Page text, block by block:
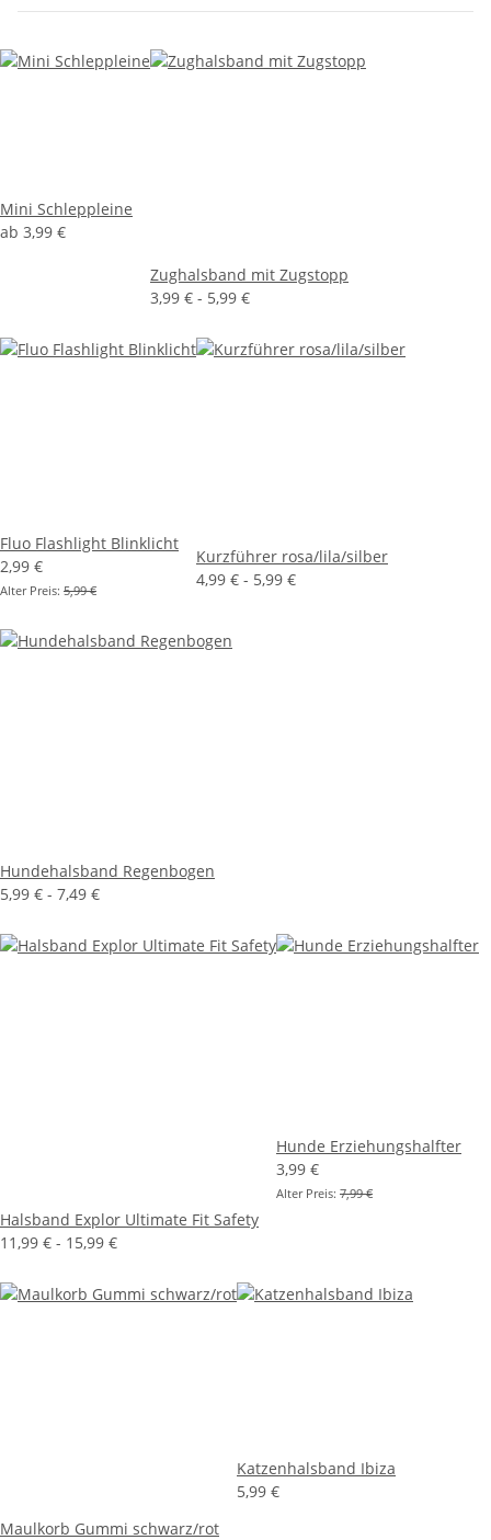
Mini Schleppleine
ab 3,99 €
Zughalsband mit Zugstopp
3,99 € - 5,99 €
Fluo Flashlight Blinklicht
2,99 €
Alter Preis: 5,99 €
Kurzführer rosa/lila/silber
4,99 € - 5,99 €
Hundehalsband Regenbogen
5,99 € - 7,49 €
Halsband Explor Ultimate Fit Safety
11,99 € - 15,99 €
Hunde Erziehungshalfter
3,99 €
Alter Preis: 7,99 €
Maulkorb Gummi schwarz/rot
Katzenhalsband Ibiza
5,99 €